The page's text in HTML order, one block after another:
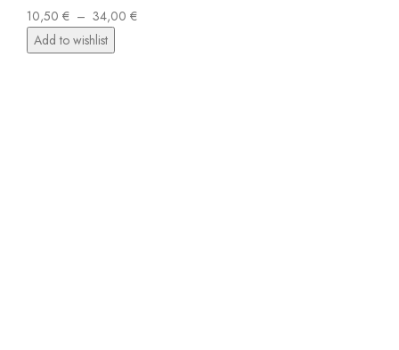
10,50 € – 34,00 €
Add to wishlist